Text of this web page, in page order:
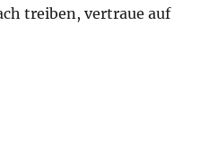
treiben, vertraue auf